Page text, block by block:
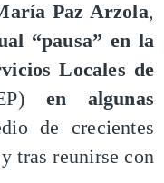
Paz Arzola,
“pausa” en la
Locales de
en algunas
de crecientes
tras reunirse con